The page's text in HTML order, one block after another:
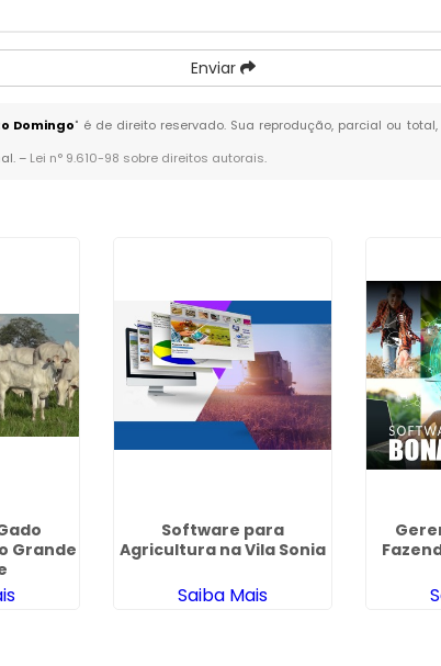
Enviar
Domingo" é de direito reservado. Sua reprodução, parcial ou
– Lei n° 9.610-98 sobre direitos autorais.
Grande
Software para
Agricultura na Vila Sonia
Saiba Mais